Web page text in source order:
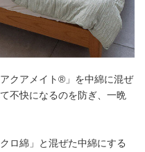
クアメイト®」を中綿に混ぜ
不快になるのを防ぎ、一晩
ロ綿」と混ぜた中綿にする